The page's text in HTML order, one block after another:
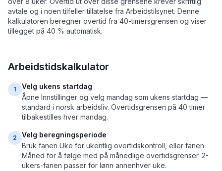
avtale og i noen tilfeller tillatelse fra Arbeidstilsynet. Denne
kalkulatoren beregner overtid fra 40-timersgrensen og viser
tillegget på 40 % automatisk.
Arbeidstidskalkulator
1
Velg ukens startdag
Åpne Innstillinger og velg mandag som ukens startdag —
standard i norsk arbeidsliv. Overtidsgrensen på 40 timer
tilbakestilles hver mandag.
2
Velg beregningsperiode
Bruk fanen Uke for ukentlig overtidskontroll, eller fanen
Måned for å følge med på månedlige overtidsgrenser. 2-
ukers-fanen passer for lønn annenhver uke.